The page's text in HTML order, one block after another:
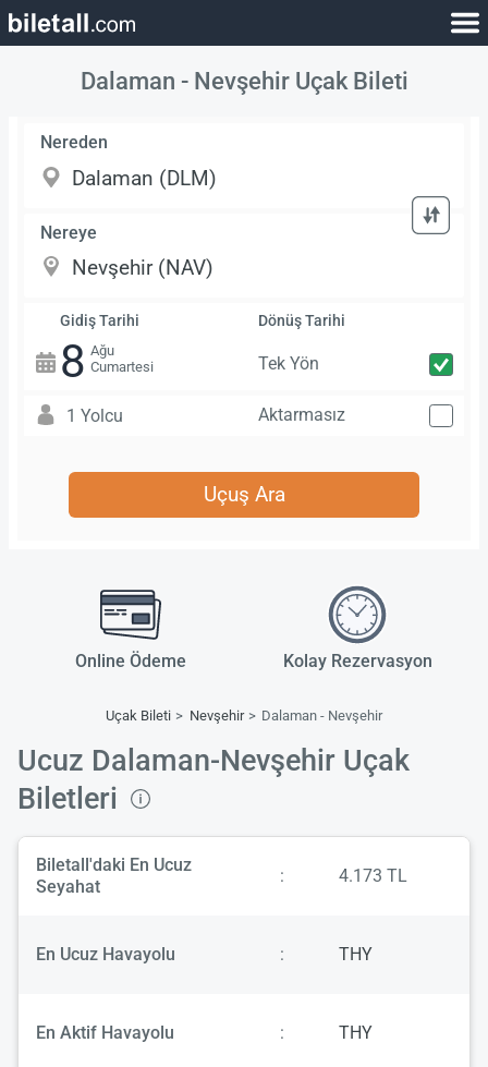
Dalaman - Nevşehir Uçak Bileti
Nereden
Nereye
Gidiş Tarihi
8 Ağu
Cumartesi
Dönüş Tarihi
Tek Yön
1 Yolcu Aktarmasız
Uçuş Ara
Online Ödeme Kolay Rezervasyon
Uçak Bileti Nevşehir Dalaman - Nevşehir
Ucuz Dalaman-Nevşehir Uçak
Biletleri
Biletall'daki En Ucuz
Seyahat
: 4.173 TL
En Ucuz Havayolu : THY
En Aktif Havayolu : THY